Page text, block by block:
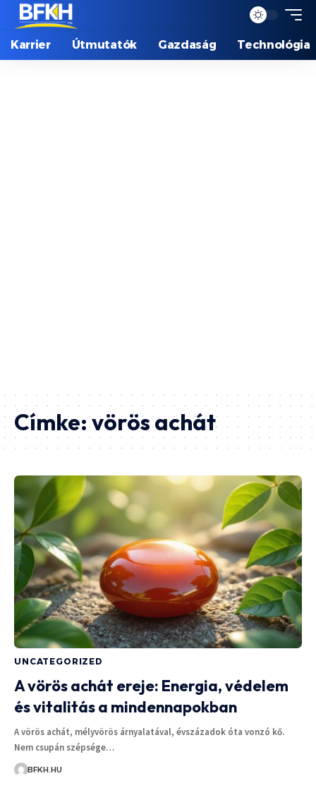
Karrier Útmutatók Gazdaság Technológia
Címke:vörös achát
UNCATEGORIZED
A vörös achát ereje: Energia, védelem
és vitalitás a mindennapokban
A vörös achát, mélyvörös árnyalatával, évszázadok óta vonzó kő.
Nem csupán szépsége…
BFKH.HU